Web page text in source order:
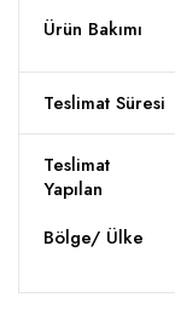
Ürün Bakımı
Teslimat Süresi
Teslimat
Yapılan
Bölge/ Ülke